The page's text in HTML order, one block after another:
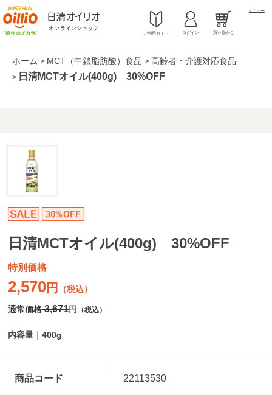
ご利用ガイド ログイン 買い物かご
メニュー
ホーム > MCT（中鎖脂肪酸）食品 > 高齢者・介護対応食品
> 日清MCTオイル(400g) 30%OFF
日清MCTオイル(400g) 30%OFF
内容量｜400g
特別価格
2,570円 （税込）
通常価格3,671円（税込）
商品コード 22113530